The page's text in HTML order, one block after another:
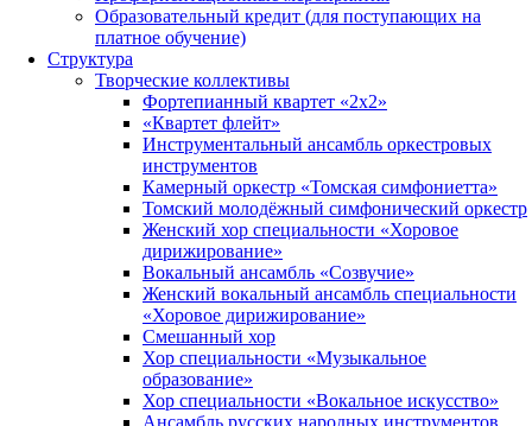
Образовательный кредит (для поступающих на
платное обучение)
Структура
Творческие коллективы
Фортепианный квартет «2х2»
«Квартет флейт»
Инструментальный ансамбль оркестровых
инструментов
Камерный оркестр «Томская симфониетта»
Томский молодёжный симфонический оркестр
Женский хор специальности «Хоровое
дирижирование»
Вокальный ансамбль «Созвучие»
Женский вокальный ансамбль специальности
«Хоровое дирижирование»
Смешанный хор
Хор специальности «Музыкальное
образование»
Хор специальности «Вокальное искусство»
Ансамбль русских народных инструментов